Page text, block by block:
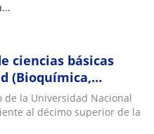
ciencias básicas
(Bioquímica,
de la Universidad Nacional
al décimo superior de la